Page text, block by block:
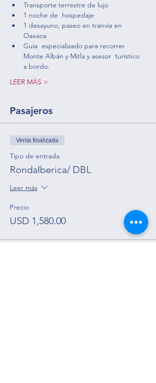
Transporte terrestre de lujo
1 noche de  hospedaje
1 desayuno, paseo en tranvía en
Oaxaca
Guía  especializado para recorrer
Monte Albán y Mitla y asesor  turístico
a bordo.
LEER MÁS >
Pasajeros
Venta finalizada
Tipo de entrada
RondaIberica/ DBL
Leer más
Precio
USD 1,580.00